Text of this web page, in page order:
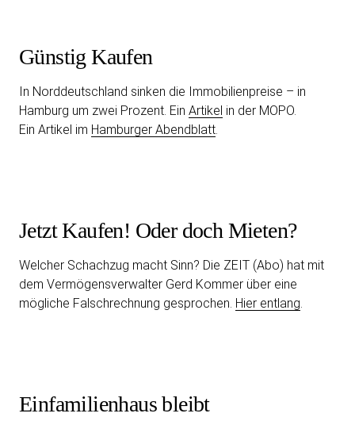
Günstig Kaufen
In Norddeutschland sinken die Immobilienpreise – in
Hamburg um zwei Prozent. Ein Artikel in der MOPO.
Ein Artikel im Hamburger Abendblatt.
Jetzt Kaufen! Oder doch Mieten?
Welcher Schachzug macht Sinn? Die ZEIT (Abo) hat mit
dem Vermögensverwalter Gerd Kommer über eine
mögliche Falschrechnung gesprochen. Hier entlang.
Einfamilienhaus bleibt